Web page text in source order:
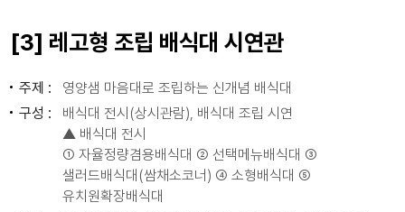
[3] 레고형 조립 배식대 시연관
주제 :
영양샘 마음대로 조립하는 신개념 배식대
구성 :
배식대 전시(상시관람), 배식대 조립 시연
▲ 배식대 전시
① 자율정량겸용배식대 ② 선택메뉴배식대 ③
샐러드배식대(쌈채소코너) ④ 소형배식대 ⑤
유치원확장배식대